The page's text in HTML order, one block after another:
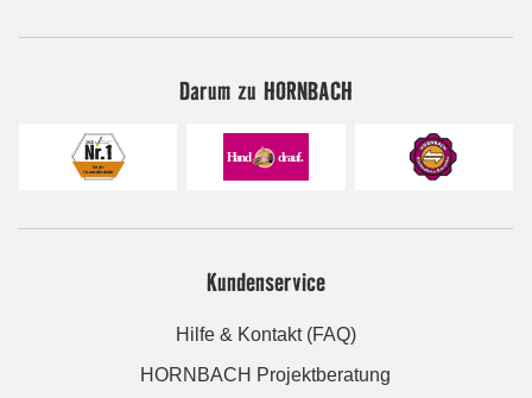
Darum zu HORNBACH
Kundenservice
Hilfe & Kontakt (FAQ)
HORNBACH Projektberatung